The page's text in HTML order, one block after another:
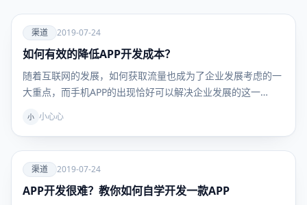
爱
渠道
渠道 2019-07-24
如何有效的降低APP开发成本？
随着互联网的发展，如何获取流量也成为了企业发展考虑的一
大重点，而手机APP的出现恰好可以解决企业发展的这一…
小 小心心
爱
渠道
渠道 2019-07-24
APP开发很难？教你如何自学开发一款APP